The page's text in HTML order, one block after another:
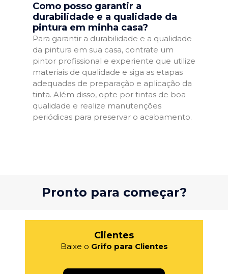
Como posso garantir a
durabilidade e a qualidade da
pintura em minha casa?
Para garantir a durabilidade e a qualidade
da pintura em sua casa, contrate um
pintor profissional e experiente que utilize
materiais de qualidade e siga as etapas
adequadas de preparação e aplicação da
tinta. Além disso, opte por tintas de boa
qualidade e realize manutenções
periódicas para preservar o acabamento.
Pronto para começar?
Clientes
Baixe o Grifo para Clientes